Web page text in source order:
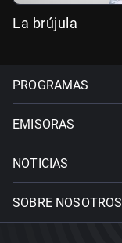
La brújula
PROGRAMAS
EMISORAS
NOTICIAS
SOBRE NOSOTROS